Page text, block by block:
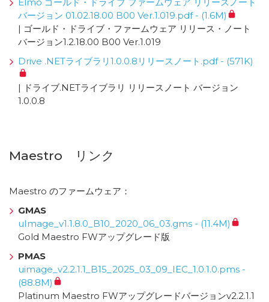
バージョン 01.02.18.00 B00 Ver.1.019.pdf - (1.6M)
| ゴールド・ドライブ・ファームウェア リリース・ノート
バージョン1.2.18.00 B00 Ver.1.019
Drive .NETライブラリ1.0.0.8リリースノート.pdf - (571K)
| ドライブ.NETライブラリ リリースノート バージョン
1.0.0.8
Maestro リンク
Maestro のファームウェア：
GMAS
uImage_v1.1.8.0_B10_2020_06_03.gms - (11.4M)
Gold Maestro FWアップグレード版
PMAS
uimage_v2.2.1.1_B15_2025_03_09_IEC_1.0.1.0.pms -
(88.8M)
Platinum Maestro FWアップグレードバージョンv2.2.1.1